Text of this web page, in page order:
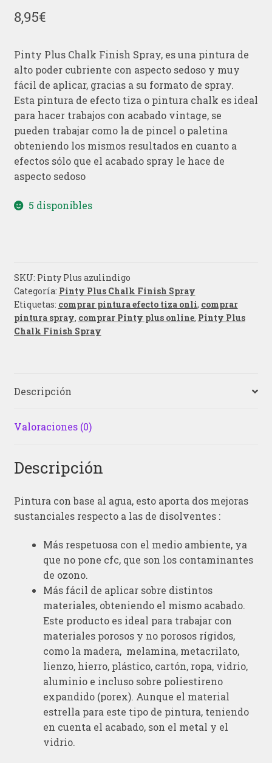
8,95€
Pinty Plus Chalk Finish Spray, es una pintura de
alto poder cubriente con aspecto sedoso y muy
fácil de aplicar, gracias a su formato de spray.
Esta pintura de efecto tiza o pintura chalk es ideal
para hacer trabajos con acabado vintage, se
pueden trabajar como la de pincel o paletina
obteniendo los mismos resultados en cuanto a
efectos sólo que el acabado spray le hace de
aspecto sedoso
5 disponibles
SKU: Pinty Plus azulindigo
Categoría: Pinty Plus Chalk Finish Spray
Etiquetas: comprar pintura efecto tiza onli, comprar
pintura spray, comprar Pinty plus online, Pinty Plus
Chalk Finish Spray
Descripción
Valoraciones (0)
Descripción
Pintura con base al agua, esto aporta dos mejoras
sustanciales respecto a las de disolventes :
Más respetuosa con el medio ambiente, ya
que no pone cfc, que son los contaminantes
de ozono.
Más fácil de aplicar sobre distintos
materiales, obteniendo el mismo acabado.
Este producto es ideal para trabajar con
materiales porosos y no porosos rígidos,
como la madera, melamina, metacrilato,
lienzo, hierro, plástico, cartón, ropa, vidrio,
aluminio e incluso sobre poliestireno
expandido (porex). Aunque el material
estrella para este tipo de pintura, teniendo
en cuenta el acabado, son el metal y el
vidrio.